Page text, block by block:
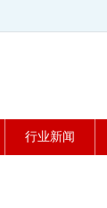
行业新闻